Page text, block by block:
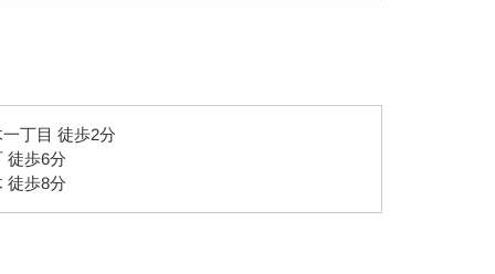
丁目 徒歩2分
徒歩6分
徒歩8分